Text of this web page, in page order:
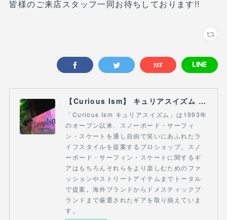
皆様のご来店スタッフ一同お待ちしております!!
【Curious Ism】 キュリアスイズム l スノーボードショップ サーフショップ 福島県 会津若松市 郡山市 通販
「Curious Ism キュリアスイズム」は1993年
のオープン以来、スノーボード・サーフィ
ン・スケートを通し自由で笑いにあふれたラ
イフスタイルを提案するプロショップ。スノ
ーボード・サーフィン・スケートに関するギ
アはもちろんそれらをより楽しむためのファ
ッションやストリートアイテムまでトータル
で提案。海外ブランドからドメスティックブ
ランドまで厳選されたギアを取り揃えていま
す。